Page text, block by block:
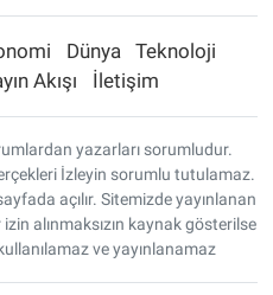
Dünya
Teknoloji
Akışı İletişim
yazarları sorumludur.
İzleyin sorumlu tutulamaz.
açılır. Sitemizde yayınlanan
alınmaksızın kaynak gösterilse
ve yayınlanamaz